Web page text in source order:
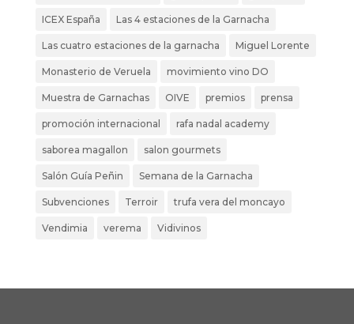
ICEX España Las 4 estaciones de la Garnacha
Las cuatro estaciones de la garnacha Miguel Lorente
Monasterio de Veruela movimiento vino DO
Muestra de Garnachas OIVE premios prensa
promoción internacional rafa nadal academy
saborea magallon salon gourmets
Salón Guía Peñin Semana de la Garnacha
Subvenciones Terroir trufa vera del moncayo
Vendimia verema Vidivinos